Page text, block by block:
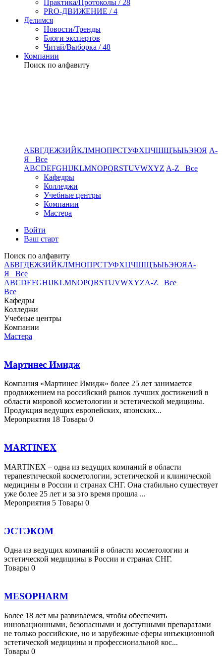
Практика/Протоколы / 28
PRO-ДВИЖЕНИЕ / 4
Делимся
Новости/Тренды
Блоги экспертов
Читай/Выборка / 48
Компании
Поиск по алфавиту
АБВГДЕЖЗИЙКЛМНОПРСТУФХЦЧШЩЪЫЬЭЮЯ А-
Я Все
ABCDEFGHIJKLMNOPQRSTUVWXYZ A-Z Все
Кафедры
Колледжи
Учебные центры
Компании
Мастера
Войти
Ваш старт
Поиск по алфавиту
АБВГДЕЖЗИЙКЛМНОПРСТУФХЦЧШЩЪЫЬЭЮЯА-
Я Все
ABCDEFGHIJKLMNOPQRSTUVWXYZA-Z Все
Все
Кафедры
Колледжи
Учебные центры
Компании
Мастера
Мартинес Имидж
Компания «Мартинес Имидж» более 25 лет занимается
продвижением на российский рынок лучших достижений в
области мировой косметологии и эстетической медицины.
Продукция ведущих европейских, японских...
Мероприятия 18 Товары 0
MARTINEX
MARTINEX – одна из ведущих компаний в области
терапевтической косметологии, эстетической и клинической
медицины в России и странах СНГ. Она стабильно существует
уже более 25 лет и за это время прошла ...
Мероприятия 5 Товары 0
ЭСТЭКОМ
Одна из ведущих компаний в области косметологии и
эстетической медицины в России и странах СНГ.
Товары 0
MESOPHARM
Более 18 лет мы развиваемся, чтобы обеспечить
инновационными, безопасными и доступными препаратами
не только российские, но и зарубежные сферы инъекционной
эстетической медицины и профессиональной кос...
Товары 0